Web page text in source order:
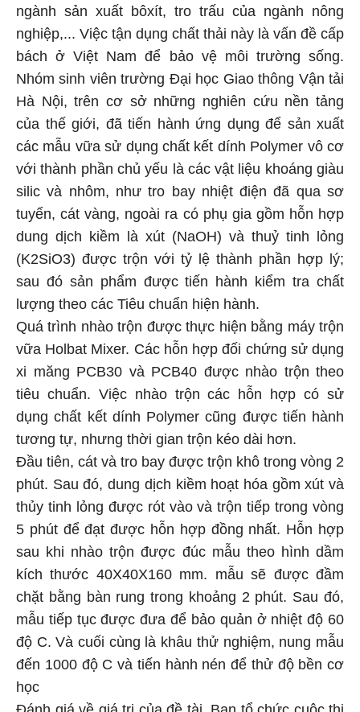
ngành sản xuất bôxít, tro trấu của ngành nông
nghiệp,... Việc tận dụng chất thải này là vấn đề cấp
bách ở Việt Nam để bảo vệ môi trường sống.
Nhóm sinh viên trường Đại học Giao thông Vận tải
Hà Nội, trên cơ sở những nghiên cứu nền tảng
của thế giới, đã tiến hành ứng dụng để sản xuất
các mẫu vữa sử dụng chất kết dính Polymer vô cơ
với thành phần chủ yếu là các vật liệu khoáng giàu
silic và nhôm, như tro bay nhiệt điện đã qua sơ
tuyển, cát vàng, ngoài ra có phụ gia gồm hỗn hợp
dung dịch kiềm là xút (NaOH) và thuỷ tinh lỏng
(K2SiO3) được trộn với tỷ lệ thành phần hợp lý;
sau đó sản phẩm được tiến hành kiểm tra chất
lượng theo các Tiêu chuẩn hiện hành.
Quá trình nhào trộn được thực hiện bằng máy trộn
vữa Holbat Mixer. Các hỗn hợp đối chứng sử dụng
xi măng PCB30 và PCB40 được nhào trộn theo
tiêu chuẩn. Việc nhào trộn các hỗn hợp có sử
dụng chất kết dính Polymer cũng được tiến hành
tương tự, nhưng thời gian trộn kéo dài hơn.
Đầu tiên, cát và tro bay được trộn khô trong vòng 2
phút. Sau đó, dung dịch kiềm hoạt hóa gồm xút và
thủy tinh lỏng được rót vào và trộn tiếp trong vòng
5 phút để đạt được hỗn hợp đồng nhất. Hỗn hợp
sau khi nhào trộn được đúc mẫu theo hình dầm
kích thước 40X40X160 mm. mẫu sẽ được đầm
chặt bằng bàn rung trong khoảng 2 phút. Sau đó,
mẫu tiếp tục được đưa để bảo quản ở nhiệt độ 60
độ C. Và cuối cùng là khâu thử nghiệm, nung mẫu
đến 1000 độ C và tiến hành nén để thử độ bền cơ
học